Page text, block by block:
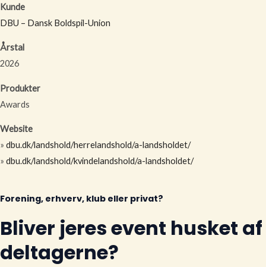
Kunde
DBU – Dansk Boldspil-Union
Årstal
2026
Produkter
Awards
Website
» dbu.dk/landshold/herrelandshold/a-landsholdet/
» dbu.dk/landshold/kvindelandshold/a-landsholdet/
Forening, erhverv, klub eller privat?
Bliver jeres event husket af
deltagerne?